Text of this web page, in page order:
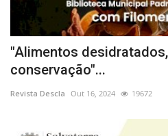
"Alimentos
conservação"...
Revista Descla Out 16, 2024 19672